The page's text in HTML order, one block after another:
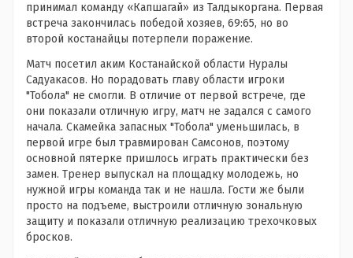
принимал команду «Капшагай» из Талдыкоргана. Первая
встреча закончилась победой хозяев, 69:65, но во
второй костанайцы потерпели поражение.
Матч посетил аким Костанайской области Нуралы
Садуакасов. Но порадовать главу области игроки
"Тобола" не смогли. В отличие от первой встрече, где
они показали отличную игру, матч не задался с самого
начала. Скамейка запасных "Тобола" уменьшилась, в
первой игре был травмирован Самсонов, поэтому
основной пятерке пришлось играть практически без
замен. Тренер выпускал на площадку молодежь, но
нужной игры команда так и не нашла. Гости же были
просто на подъеме, выстроили отличную зональную
защиту и показали отличную реализацию трехочковых
бросков.